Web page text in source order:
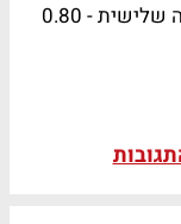
הוורדים 41 - 87.68 מ"ר, 4.5 חדרים, קומה שלישית - 0.80